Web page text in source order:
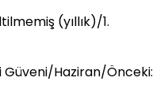
(yıllık)/1.
Haziran/Önceki: